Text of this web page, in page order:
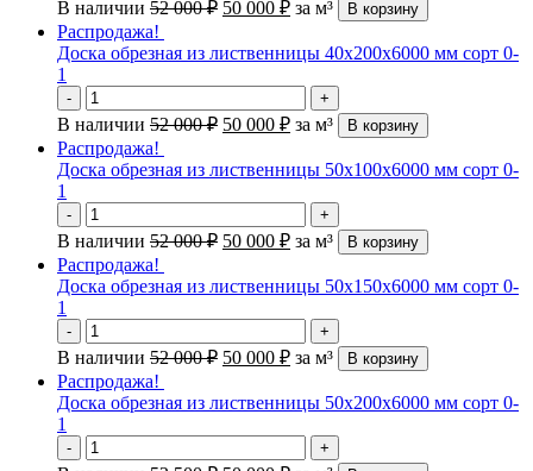
В наличии 52 000₽ 50 000 ₽ за м³ В корзину
Распродажа!
Доска обрезная из лиственницы 40х200х6000 мм сорт 0-
1
- +
В наличии 52 000₽ 50 000 ₽ за м³ В корзину
Распродажа!
Доска обрезная из лиственницы 50х100х6000 мм сорт 0-
1
- +
В наличии 52 000₽ 50 000 ₽ за м³ В корзину
Распродажа!
Доска обрезная из лиственницы 50х150х6000 мм сорт 0-
1
- +
В наличии 52 000₽ 50 000 ₽ за м³ В корзину
Распродажа!
Доска обрезная из лиственницы 50х200х6000 мм сорт 0-
1
- +